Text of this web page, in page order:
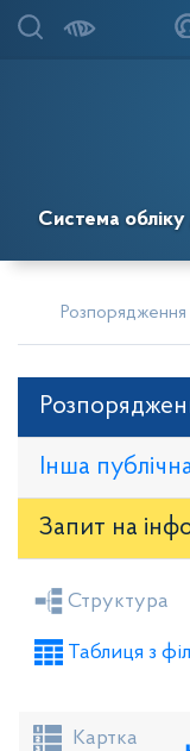
Система обліку
Розпорядження
Інша
Запит на
Засідання
Проекти рішень
Структура
Таблиця з
Картка